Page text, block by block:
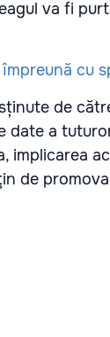
va fi
de
date a
implicarea
de